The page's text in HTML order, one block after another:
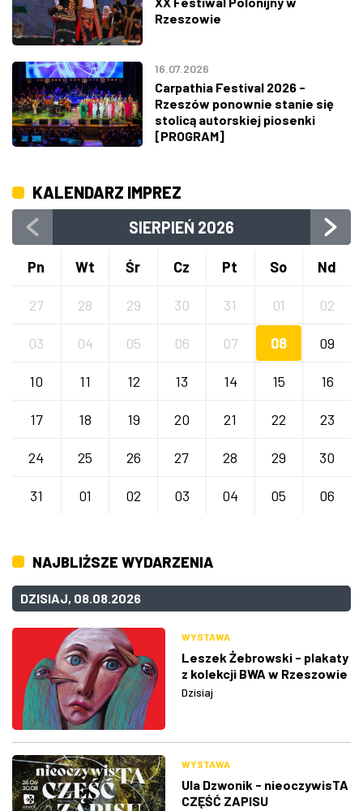
Rzeszowie
16.07.2026
Carpathia Festival 2026 -
Rzeszów ponownie stanie się
stolicą autorskiej piosenki
[PROGRAM]
KALENDARZ IMPREZ
SIERPIEŃ 2026
Pn Wt Śr Cz Pt So Nd
27 28 29 30 31 01 02
03 04 05 06 07 08 09
10 11 12 13 14 15 16
17 18 19 20 21 22 23
24 25 26 27 28 29 30
31 01 02 03 04 05 06
NAJBLIŻSZE WYDARZENIA
DZISIAJ, 08.08.2026
WYSTAWA
Leszek Żebrowski - plakaty
z kolekcji BWA w Rzeszowie
Dzisiaj
WYSTAWA
Ula Dzwonik - nieoczywisTA
CZĘŚĆ ZAPISU